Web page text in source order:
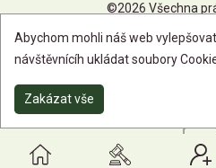
©2026 Všechna
Abychom mohli náš web
návštěvnícíh ukládat soubory
Zakázat vše